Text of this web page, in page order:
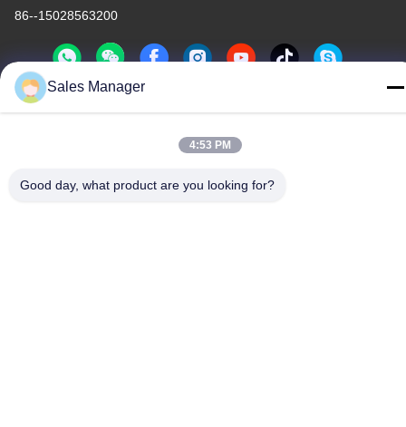
86--15028563200
China Gute Qualität Silikon-Brotdose Lieferant. Urheberrecht
reserviert.
Sales Manager
4:53 PM
Good day, what product are you looking for?